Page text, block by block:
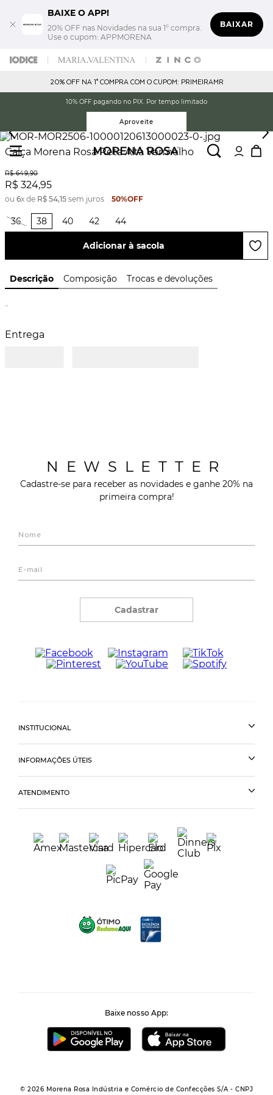
BAIXE O APP!
20% OFF nas Novidades na sua 1° compra.
Use o cupom: APPMORENA
BAIXAR
20% OFF NA 1° COMPRA COM O CUPOM: PRIMEIRAMR
10% OFF pagando no PIX. Por tempo limitado
Aproveite
Calça Morena Rosa Reta Alta Vermelho
R$ 649,90
R$ 324,95
ou 6x de R$ 54,15 sem juros 50%OFF
36 38 40 42 44
Adicionar à sacola
Descrição Composição Trocas e devoluções
..
Entrega
NEWSLETTER
Cadastre-se para receber as novidades e ganhe 20% na
primeira compra!
Cadastrar
INSTITUCIONAL
INFORMAÇÕES ÚTEIS
ATENDIMENTO
Baixe nosso App:
© 2026 Morena Rosa Indústria e Comércio de Confecções S/A - CNPJ